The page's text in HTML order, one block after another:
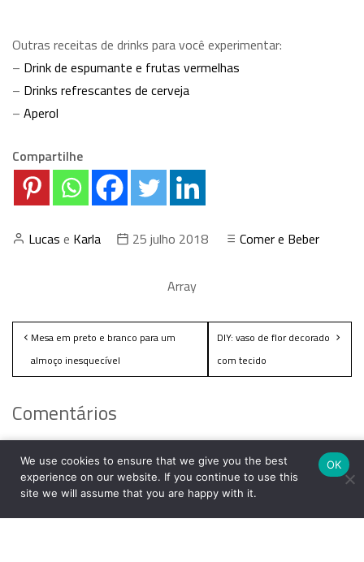
Outras receitas de drinks para você experimentar:
– Drink de espumante e frutas vermelhas
– Drinks refrescantes de cerveja
– Aperol
Compartilhe
Lucas e Karla 25 julho 2018 Comer e Beber
Array
Mesa em preto e branco para um
almoço inesquecível
DIY: vaso de flor decorado
com tecido
Comentários
Deixe um comentário
O seu endereço de e-mail não será publicado.
obrigatórios são marcados com*
We use cookies to ensure that we give you the best
experience on our website. If you continue to use this
site we will assume that you are happy with it.
OK